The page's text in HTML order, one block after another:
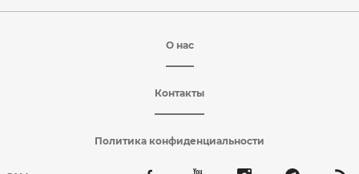
О нас
Контакты
Политика конфиденциальности